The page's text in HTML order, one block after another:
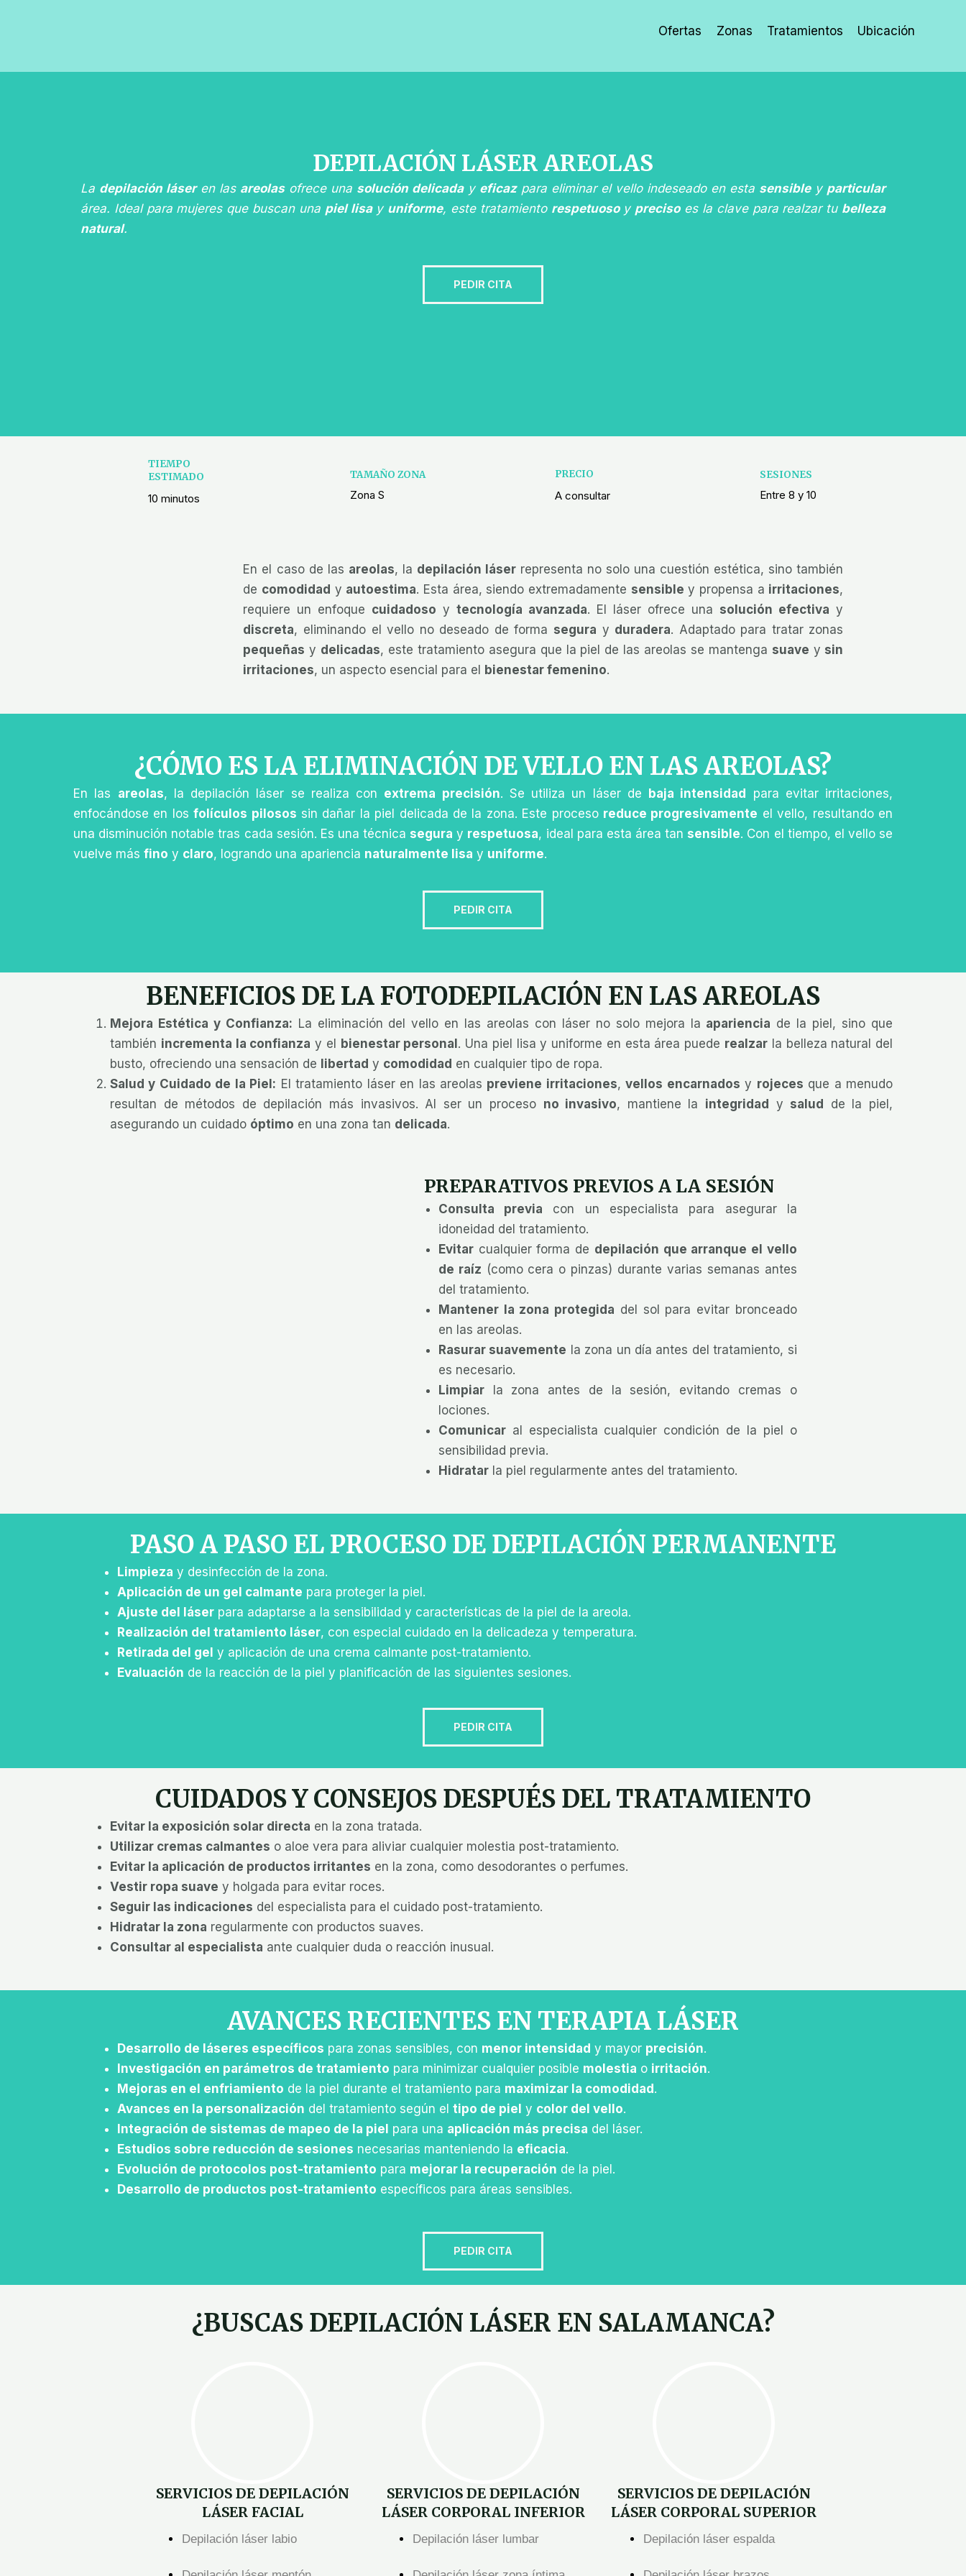
Ofertas Zonas Tratamientos Ubicación
DEPILACIÓN LÁSER AREOLAS
La depilación láseren las areolasofrece una solución delicaday eficazpara eliminar el vello indeseado en esta sensibley particular
área. Ideal para mujeres que buscan una piel lisay uniforme, este tratamiento respetuosoy precisoes la clave para realzar tu belleza
natural.
PEDIR CITA
TIEMPO
ESTIMADO
10 minutos
TAMAÑO ZONA
Zona S
PRECIO
A consultar
SESIONES
Entre 8 y 10
En el caso de las areolas, la depilación láserrepresenta no solo una cuestión estética, sino también
de comodidad y autoestima. Esta área, siendo extremadamente sensible y propensa a irritaciones,
requiere un enfoque cuidadoso ytecnología avanzada. El láser ofrece una solución efectiva y
discreta, eliminando el vello no deseado de forma segura y duradera. Adaptado para tratar zonas
pequeñas y delicadas, este tratamiento asegura que la piel de las areolas se mantenga suave y sin
irritaciones, un aspecto esencial para el bienestar femenino.
¿CÓMO ES LA ELIMINACIÓN DE VELLO EN LAS AREOLAS?
En las areolas, la depilación láser se realiza con extrema precisión. Se utiliza un láser de baja intensidad para evitar irritaciones,
enfocándose en losfolículos pilosos sin dañar la piel delicada de la zona. Este proceso reduce progresivamente el vello, resultando en
una disminución notable tras cada sesión. Es una técnica segura y respetuosa, ideal para esta área tan sensible. Con el tiempo, el vello se
vuelve más fino y claro, logrando una apariencia naturalmente lisa y uniforme.
PEDIR CITA
BENEFICIOS DE LA FOTODEPILACIÓN EN LAS AREOLAS
Mejora Estética y Confianza: La eliminación del vello en las areolas con láser no solo mejora la apariencia de la piel, sino que
también incrementa la confianza y el bienestar personal. Una piel lisa y uniforme en esta área puede realzarla belleza natural del
busto, ofreciendo una sensación de libertad y comodidad en cualquier tipo de ropa.
Salud y Cuidado de la Piel: El tratamiento láser en las areolas previene irritaciones,vellos encarnados y rojeces que a menudo
resultan de métodos de depilación más invasivos. Al ser un proceso no invasivo, mantiene la integridad y salud de la piel,
asegurando un cuidado óptimo en una zona tan delicada.
PREPARATIVOS PREVIOS A LA SESIÓN​
Consulta previa con un especialista para asegurar la
idoneidad del tratamiento.
Evitarcualquier forma de depilación que arranque el vello
de raíz (como cera o pinzas) durante varias semanas antes
del tratamiento.
Mantener la zona protegida del sol para evitar bronceado
en las areolas.
Rasurar suavemente la zona un día antes del tratamiento, si
es necesario.
Limpiarla zona antes de la sesión, evitando cremas o
lociones.
Comunicaral especialista cualquier condición de la piel o
sensibilidad previa.
Hidratarla piel regularmente antes del tratamiento.
PASO A PASO EL PROCESO DE DEPILACIÓN PERMANENTE
Limpieza y desinfección de la zona.
Aplicación de un gel calmante para proteger la piel.
Ajuste del láser para adaptarse a la sensibilidad y características de la piel de la areola.
Realización del tratamiento láser, con especial cuidado en la delicadeza y temperatura.
Retirada del gel y aplicación de una crema calmante post-tratamiento.
Evaluación de la reacción de la piel y planificación de las siguientes sesiones.
PEDIR CITA
CUIDADOS Y CONSEJOS DESPUÉS DEL TRATAMIENTO
Evitar la exposición solar directa en la zona tratada.
Utilizar cremas calmantes o aloe vera para aliviar cualquier molestia post-tratamiento.
Evitar la aplicación de productos irritantes en la zona, como desodorantes o perfumes.
Vestir ropa suave y holgada para evitar roces.
Seguir las indicaciones del especialista para el cuidado post-tratamiento.
Hidratar la zona regularmente con productos suaves.
Consultar al especialista ante cualquier duda o reacción inusual.
AVANCES RECIENTES EN TERAPIA LÁSER
Desarrollo de láseres específicos para zonas sensibles, con menor intensidad y mayor precisión.
Investigación en parámetros de tratamiento para minimizar cualquier posible molestia o irritación.
Mejoras en el enfriamiento de la piel durante el tratamiento para maximizar la comodidad.
Avances en la personalización del tratamiento según el tipo de piel y color del vello.
Integración de sistemas de mapeo de la piel para una aplicación más precisa del láser.
Estudios sobre reducción de sesiones necesarias manteniendo la eficacia.
Evolución de protocolos post-tratamiento para mejorar la recuperación de la piel.
Desarrollo de productos post-tratamiento específicos para áreas sensibles.
PEDIR CITA
¿BUSCAS DEPILACIÓN LÁSER EN SALAMANCA?
SERVICIOS DE DEPILACIÓN
LÁSER FACIAL
Depilación láser labio
SERVICIOS DE DEPILACIÓN
LÁSER CORPORAL INFERIOR
Depilación láser lumbar
SERVICIOS DE DEPILACIÓN
LÁSER CORPORAL SUPERIOR
Depilación láser espalda